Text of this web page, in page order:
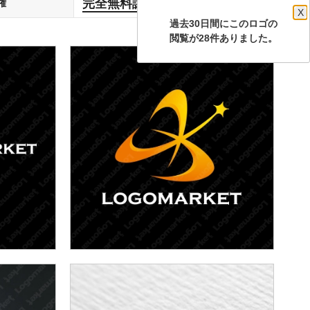
過去30日間にこのロゴの
X
閲覧が28件ありました。